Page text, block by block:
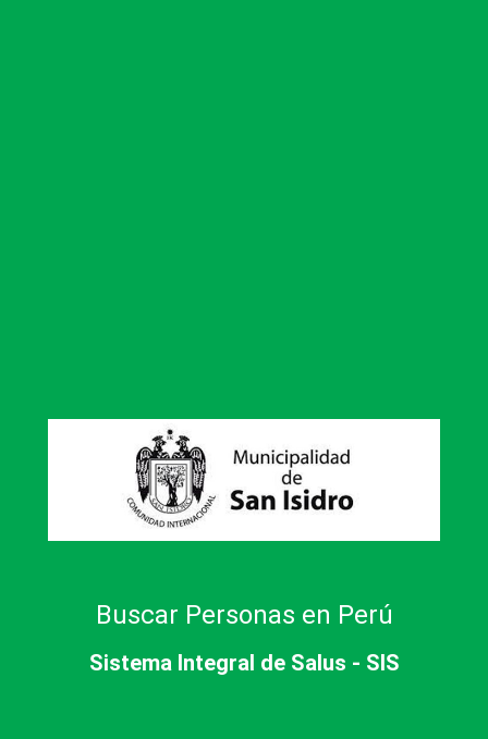
Buscar Personas en Perú
Sistema Integral de Salus - SIS